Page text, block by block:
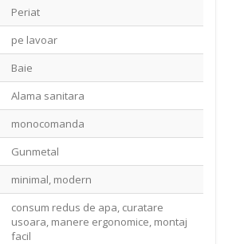
Periat
pe lavoar
Baie
Alama sanitara
monocomanda
Gunmetal
minimal, modern
consum redus de apa, curatare
usoara, manere ergonomice, montaj
facil